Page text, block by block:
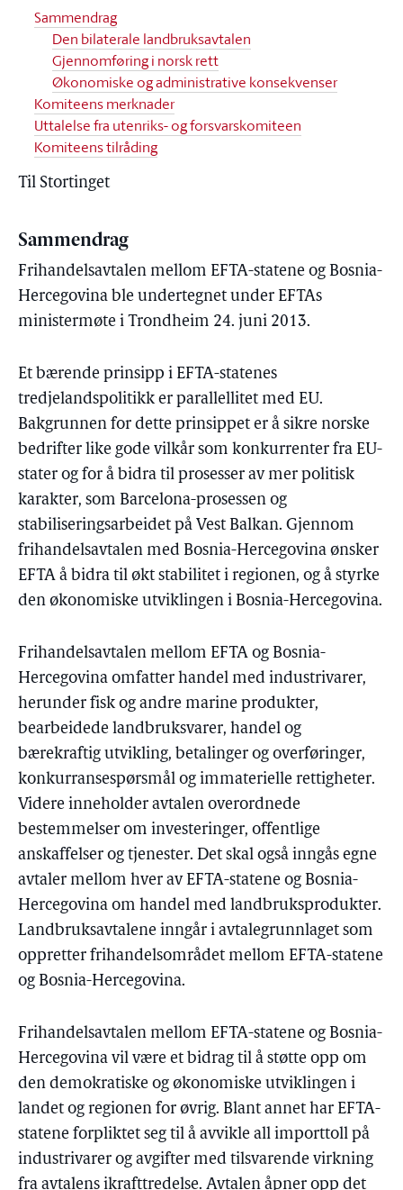
Sammendrag
Den bilaterale landbruksavtalen
Gjennomføring i norsk rett
Økonomiske og administrative konsekvenser
Komiteens merknader
Uttalelse fra utenriks- og forsvarskomiteen
Komiteens tilråding
Til Stortinget
Sammendrag
Frihandelsavtalen mellom EFTA-statene og Bosnia-
Hercegovina ble undertegnet under EFTAs
ministermøte i Trondheim 24. juni 2013.
Et bærende prinsipp i EFTA-statenes
tredjelandspolitikk er parallellitet med EU.
Bakgrunnen for dette prinsippet er å sikre norske
bedrifter like gode vilkår som konkurrenter fra EU-
stater og for å bidra til prosesser av mer politisk
karakter, som Barcelona-prosessen og
stabiliseringsarbeidet på Vest Balkan. Gjennom
frihandelsavtalen med Bosnia-Hercegovina ønsker
EFTA å bidra til økt stabilitet i regionen, og å styrke
den økonomiske utviklingen i Bosnia-Hercegovina.
Frihandelsavtalen mellom EFTA og Bosnia-
Hercegovina omfatter handel med industrivarer,
herunder fisk og andre marine produkter,
bearbeidede landbruksvarer, handel og
bærekraftig utvikling, betalinger og overføringer,
konkurransespørsmål og immaterielle rettigheter.
Videre inneholder avtalen overordnede
bestemmelser om investeringer, offentlige
anskaffelser og tjenester. Det skal også inngås egne
avtaler mellom hver av EFTA-statene og Bosnia-
Hercegovina om handel med landbruksprodukter.
Landbruksavtalene inngår i avtalegrunnlaget som
oppretter frihandelsområdet mellom EFTA-statene
og Bosnia-Hercegovina.
Frihandelsavtalen mellom EFTA-statene og Bosnia-
Hercegovina vil være et bidrag til å støtte opp om
den demokratiske og økonomiske utviklingen i
landet og regionen for øvrig. Blant annet har EFTA-
statene forpliktet seg til å avvikle all importtoll på
industrivarer og avgifter med tilsvarende virkning
fra avtalens ikrafttredelse. Avtalen åpner opp det